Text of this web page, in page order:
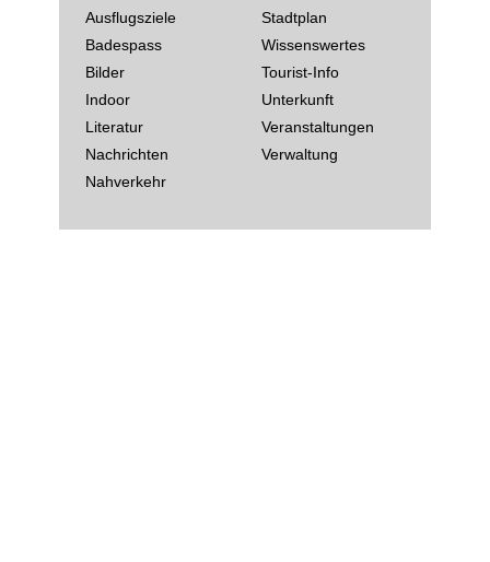
Ausflugsziele
Badespass
Bilder
Indoor
Literatur
Nachrichten
Nahverkehr
Stadtplan
Wissenswertes
Tourist-Info
Unterkunft
Veranstaltungen
Verwaltung